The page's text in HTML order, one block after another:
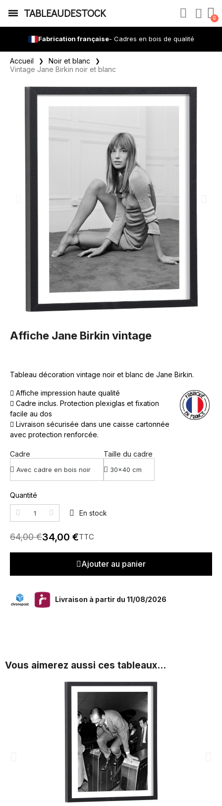
TABLEAUDESTOCK
Fabrication française- Cadres en bois de qualité
Accueil
Noir et blanc
Vintage Jane Birkin noir et blanc
Affiche Jane Birkin vintage
Tableau décoration vintage noir et blanc de Jane Birkin.
Affiche impression haute qualité
Cadre inclus. Protection plexiglas et fixation
facile au dos
Livraison sécurisée dans une caisse cartonnée
avec protection renforcée.
Cadre Taille du cadre
Quantité
En stock
64,00 €34,00 €TTC
Ajouter au panier
Livraison à partir du 11/08/2026
Vous aimerez aussi ces tableaux...